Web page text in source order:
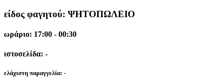
είδος φαγητού: ΨΗΤΟΠΩΛΕΙΟ
ωράριο: 17:00 - 00:30
ιστοσελίδα: -
ελάχιστη παραγγελία: -